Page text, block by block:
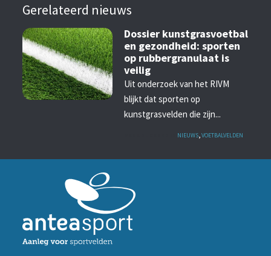
Gerelateerd nieuws
Dossier kunstgrasvoetbal
en gezondheid: sporten
op rubbergranulaat is
veilig
Uit onderzoek van het RIVM
blijkt dat sporten op
kunstgrasvelden die zijn...
NIEUWS,VOETBALVELDEN